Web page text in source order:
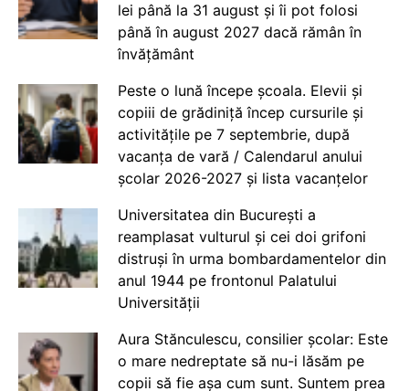
lei până la 31 august și îi pot folosi
până în august 2027 dacă rămân în
învățământ
Peste o lună începe școala. Elevii și
copiii de grădiniță încep cursurile și
activitățile pe 7 septembrie, după
vacanța de vară / Calendarul anului
școlar 2026-2027 și lista vacanțelor
Universitatea din București a
reamplasat vulturul și cei doi grifoni
distruși în urma bombardamentelor din
anul 1944 pe frontonul Palatului
Universității
Aura Stănculescu, consilier școlar: Este
o mare nedreptate să nu-i lăsăm pe
copii să fie așa cum sunt. Suntem prea